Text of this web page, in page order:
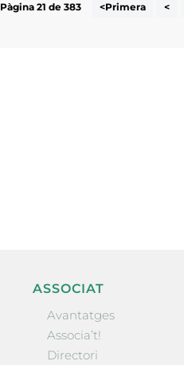
Pàgina 21 de 383 <Primera <
ASSOCIAT
Avantatges
Associa’t!
Directori